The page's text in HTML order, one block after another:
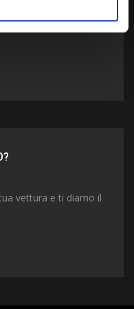
Troverai nuovi
vettura e ti diamo il